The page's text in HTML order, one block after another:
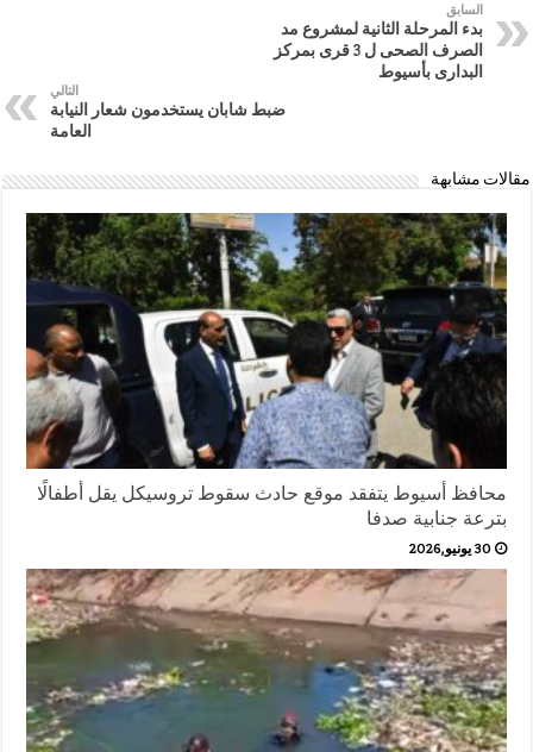
السابق
بدء المرحلة الثانية لمشروع مد
الصرف الصحى ل 3 قرى بمركز
البدارى بأسيوط
التالي
ضبط شابان يستخدمون شعار النيابة
العامة
مقالات مشابهة
محافظ أسيوط يتفقد موقع حادث سقوط تروسيكل يقل أطفالًا
بترعة جنابية صدفا
30 يونيو,2026